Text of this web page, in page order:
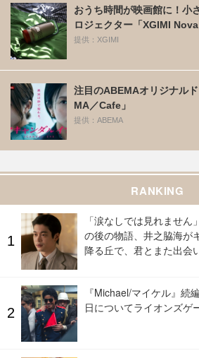
おうち時間が映画館に！小
ロジェクター「XGIMI Nova
提供：XGIMI
注目のABEMAオリジナル
MA／Cafe」
提供：ABEMA
RANKING
「涙なしでは見れません
の後の物語、井之脇海が
降る丘で、君とまた出会
『Michael/マイケル』続
日についてライオンズゲ